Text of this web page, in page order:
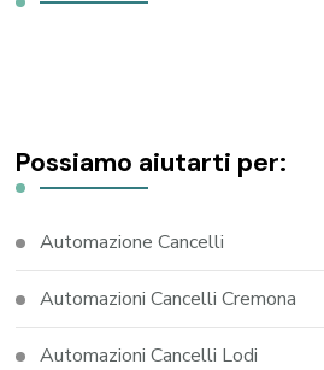
Possiamo aiutarti per:
Automazione Cancelli
Automazioni Cancelli Cremona
Automazioni Cancelli Lodi